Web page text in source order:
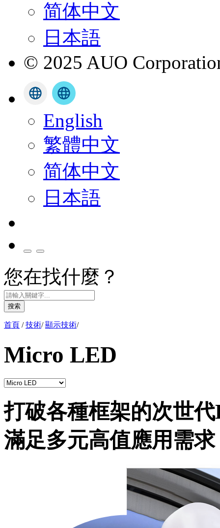
简体中文
日本語
© 2025 AUO
English
繁體中文
简体中文
日本語
您在找什麼？
搜索
首頁 / 技術/ 顯示技術/
Micro LED
打破各種框架的次世
滿足多元高值應用需求